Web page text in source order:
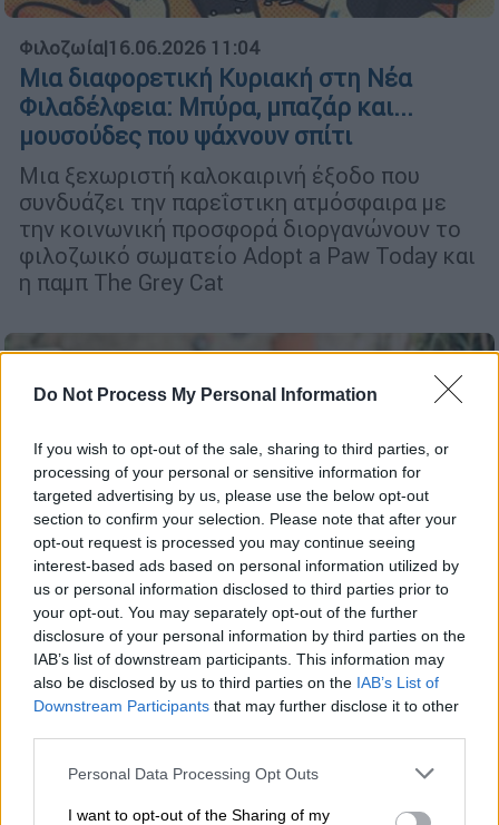
Do Not Process My Personal Information
If you wish to opt-out of the sale, sharing to third parties, or
processing of your personal or sensitive information for
targeted advertising by us, please use the below opt-out
section to confirm your selection. Please note that after your
opt-out request is processed you may continue seeing
interest-based ads based on personal information utilized by
us or personal information disclosed to third parties prior to
your opt-out. You may separately opt-out of the further
disclosure of your personal information by third parties on the
IAB’s list of downstream participants. This information may
also be disclosed by us to third parties on the IAB’s List of
Downstream Participants that may further disclose it to other
Please note that this website/app uses one or more Google
not limited to your visit or usage behaviour. You may click to
Personal Data Processing Opt Outs
I want to opt-out of the Sharing of my
Φιλοζωία|16.06.2026 11:04
Μια διαφορετική Κυριακή στη Νέα
Φιλαδέλφεια: Μπύρα, μπαζάρ και...
μουσούδες που ψάχνουν σπίτι
Μια ξεχωριστή καλοκαιρινή έξοδο που
συνδυάζει την παρεΐστικη ατμόσφαιρα με
την κοινωνική προσφορά διοργανώνουν το
φιλοζωικό σωματείο Adopt a Paw Today και
η παμπ The Grey Cat
Φιλοζωία|01.06.2026 11:19
Βίκυ: Το κουτάβι που κάποιοι ήθελαν να
σημαίνει δύναμη